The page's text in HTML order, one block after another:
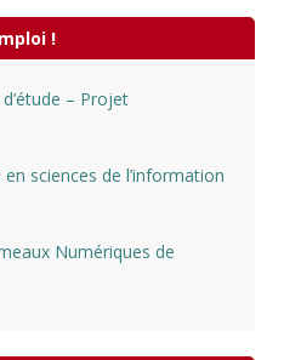
!
– Projet
sciences de l’information
Numériques de